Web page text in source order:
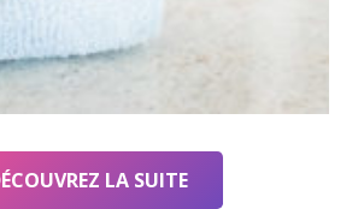
LA SUITE